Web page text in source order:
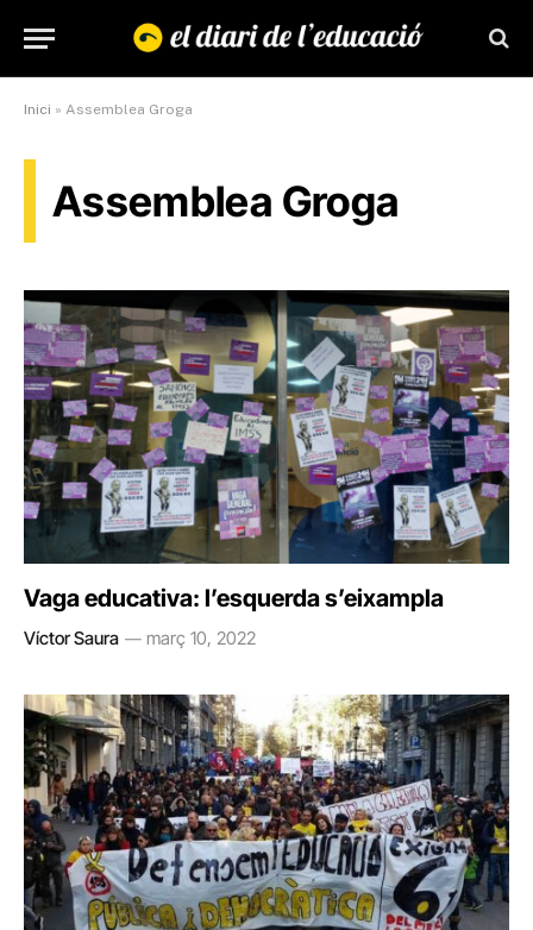
Inici » Assemblea Groga
Assemblea Groga
Vaga educativa: l’esquerda s’eixampla
Víctor Saura març 10, 2022